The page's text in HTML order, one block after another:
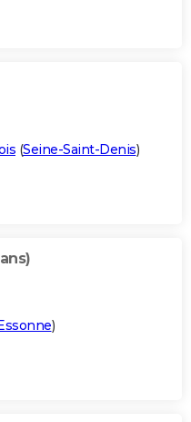
(Seine-Saint-Denis)
)